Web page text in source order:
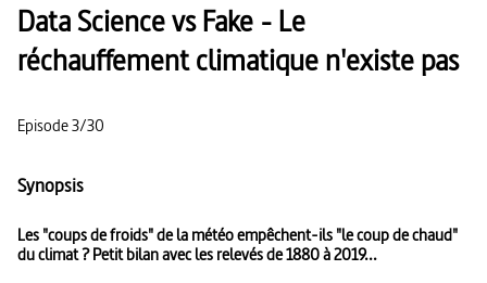
Data Science vs Fake - Le
réchauffement climatique n'existe pas
Episode 3/30
Synopsis
Les "coups de froids" de la météo empêchent-ils "le coup de chaud"
du climat ? Petit bilan avec les relevés de 1880 à 2019...